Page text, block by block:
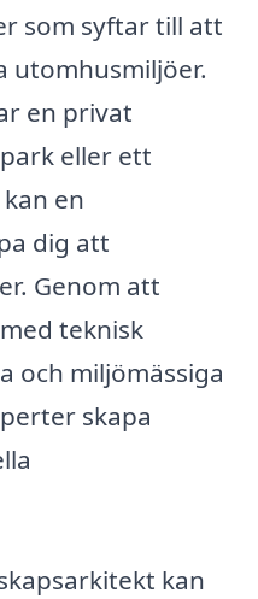
som syftar till att
utomhusmiljöer.
en privat
eller ett
en
dig att
Genom att
teknisk
och miljömässiga
skapa
kan